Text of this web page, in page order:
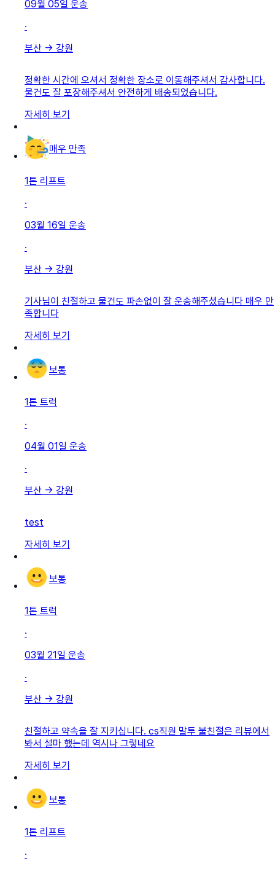
09월 05일 운송
·
부산 → 강원
정확한 시간에 오셔서 정확한 장소로 이동해주셔서 감사합니다.
물건도 잘 포장해주셔서 안전하게 배송되었습니다.
자세히 보기
매우 만족
1톤 리프트
·
03월 16일 운송
·
부산 → 강원
기사님이 친절하고 물건도 파손없이 잘 운송해주셨습니다 매우 만
족합니다
자세히 보기
보통
1톤 트럭
·
04월 01일 운송
·
부산 → 강원
test
자세히 보기
보통
1톤 트럭
·
03월 21일 운송
·
부산 → 강원
친절하고 약속을 잘 지키십니다. cs직원 말투 불친절은 리뷰에서
봐서 설마 했는데 역시나 그렇네요
자세히 보기
보통
1톤 리프트
·